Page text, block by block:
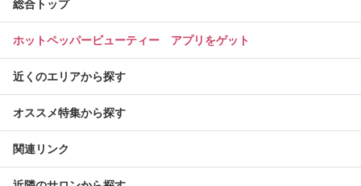
総合トップ
ホットペッパービューティー アプリをゲット
近くのエリアから探す
オススメ特集から探す
関連リンク